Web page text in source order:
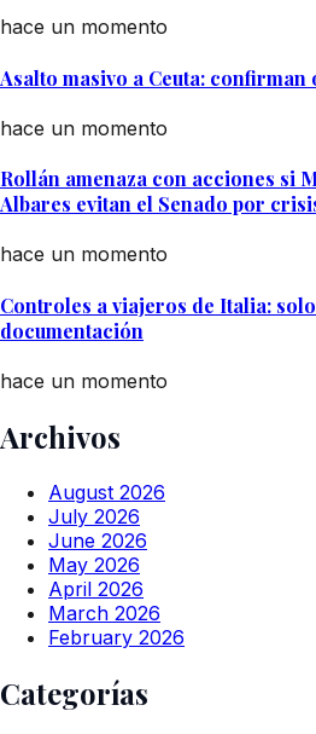
hace un momento
Asalto masivo a Ceuta:
hace un momento
Rollán amenaza con acciones si
Albares evitan el Senado por
hace un momento
Controles a viajeros de Italia: solo
documentación
hace un momento
Archivos
August 2026
July 2026
June 2026
May 2026
April 2026
March 2026
February 2026
Categorías